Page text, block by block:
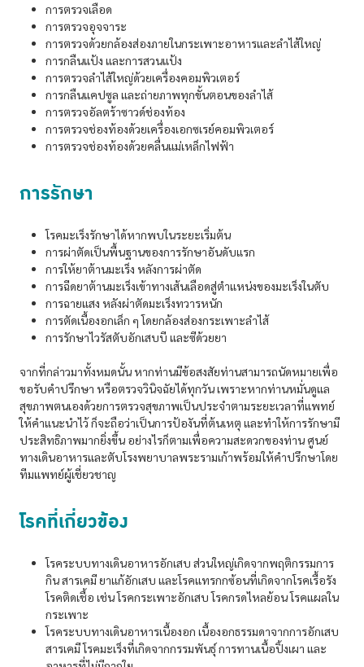
การตรวจเลือด
การตรวจอุจจาระ
การตรวจด้วยกล้องส่องภายในกระเพาะอาหารและลำไส้ใหญ่
การกลืนแป้ง และการสวนแป้ง
การตรวจลำไส้ใหญ่ด้วยเครื่องคอมพิวเตอร์
การกลืนแคปซูล และถ่ายภาพทุกขั้นตอนของลำไส้
การตรวจอัลตร้าซาวด์ช่องท้อง
การตรวจช่องท้องด้วยเครื่องเอกซเรย์คอมพิวเตอร์
การตรวจช่องท้องด้วยคลื่นแม่เหล็กไฟฟ้า
การรักษา
โรคมะเร็งรักษาได้หากพบในระยะเริ่มต้น
การผ่าตัดเป็นพื้นฐานของการรักษาอันดับแรก
การให้ยาต้านมะเร็ง หลังการผ่าตัด
การฉีดยาต้านมะเร็งเข้าทางเส้นเลือดสู่ตำแหน่งของมะเร็งในตับ
การฉายแสง หลังผ่าตัดมะเร็งทวารหนัก
การตัดเนื้องอกเล็ก ๆ โดยกล้องส่องกระเพาะลำไส้
การรักษาไวรัสตับอักเสบบี และซีด้วยยา
จากที่กล่าวมาทั้งหมดนั้น หากท่านมีข้อสงสัยท่านสามารถนัดหมายเพื่อ
ขอรับคำปรึกษา หรือตรวจวินิจฉัยได้ทุกวัน เพราะหากท่านหมั่นดูแล
สุขภาพตนเองด้วยการตรวจสุขภาพเป็นประจำตามระยะเวลาที่แพทย์
ให้คำแนะนำไว้ ก็จะถือว่าเป็นการป้องันที่ต้นเหตุ และทำให้การรักษามี
ประสิทธิภาพมากยิ่งขึ้น อย่างไรก็ตามเพื่อความสะดวกของท่าน ศูนย์
ทางเดินอาหารและตับโรงพยาบาลพระรามเก้าพร้อมให้คำปรึกษาโดย
ทีมแพทย์ผู้เชี่ยวชาญ
โรคที่เกี่ยวข้อง
โรคระบบทางเดินอาหารอักเสบ ส่วนใหญ่เกิดจากพฤติกรรมการ
กิน สารเคมี ยาแก้อักเสบ และโรคแทรกกซ้อนที่เกิดจากโรคเรื้อรัง
โรคติดเชื้อ เช่น โรคกระเพาะอักเสบ โรคกรดไหลย้อน โรคแผลใน
กระเพาะ
โรคระบบทางเดินอาหารเนื้องอก เนื้องอกธรรมดาจากการอักเสบ
สารเคมี โรคมะเร็งที่เกิดจากกรรมพันธุ์ การทานเนื้อปิ้งเผา และ